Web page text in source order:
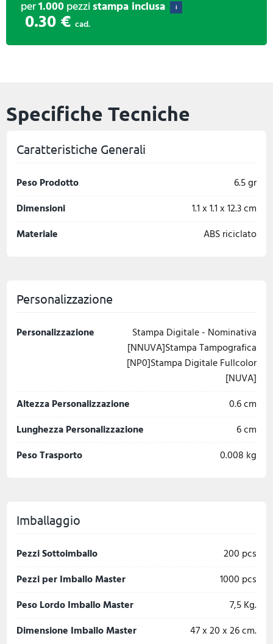
per1.000pezzistampa inclusa i
0.30 € cad.
Specifiche Tecniche
Caratteristiche Generali
Peso Prodotto
6.5 gr
Dimensioni
1.1 x 1.1 x 12.3 cm
Materiale
ABS riciclato
Personalizzazione
Personalizzazione
Stampa Digitale - Nominativa
[NNUVA]Stampa Tampografica
[NP0]Stampa Digitale Fullcolor
[NUVA]
Altezza Personalizzazione
0.6 cm
Lunghezza Personalizzazione
6 cm
Peso Trasporto
0.008 kg
Imballaggio
Pezzi Sottoimballo
200 pcs
Pezzi per Imballo Master
1000 pcs
Peso Lordo Imballo Master
7,5 Kg.
Dimensione Imballo Master
47 x 20 x 26 cm.